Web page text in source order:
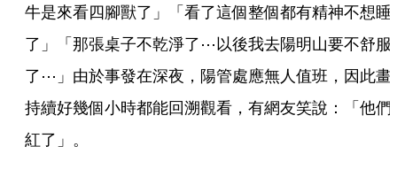
牛是來看四腳獸了」「看了這個整個都有精神不想睡
了」「那張桌子不乾淨了⋯以後我去陽明山要不舒服
了⋯」由於事發在深夜，陽管處應無人值班，因此畫
持續好幾個小時都能回溯觀看，有網友笑說：「他們
紅了」。